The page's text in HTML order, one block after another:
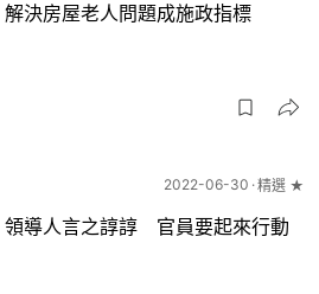
解決房屋老人問題成施政指標
2022-06-30 精選 ★
領導人言之諄諄 官員要起來行動